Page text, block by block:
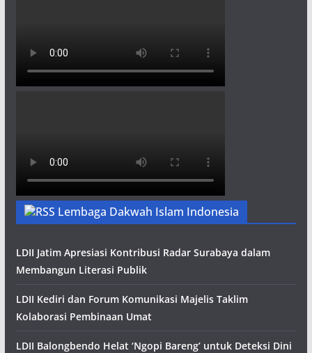
Lembaga Dakwah Islam Indonesia
LDII Jatim Apresiasi Kontribusi Radar Surabaya dalam
Membangun Literasi Publik
LDII Kediri dan Forum Komunikasi Majelis Taklim
Kolaborasi Pembinaan Umat
LDII Balongbendo Helat ‘Ngopi Bareng’ untuk Deteksi Dini